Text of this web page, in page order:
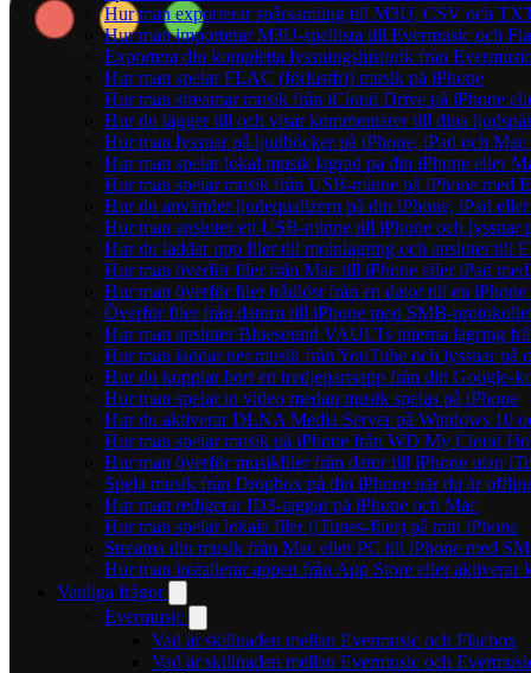
Hur man exporterar spårsamling till M3U, CSV och
Hur man importerar M3U-spellista till Evermusic och
Exportera din kompletta lyssningshistorik från
Hur man spelar FLAC (förlustfri) musik på iPhone
Hur man streamar musik från iCloud Drive på iPhone
Hur du lägger till och visar kommentarer till dina
Hur man lyssnar på ljudböcker på iPhone, iPad och
Hur man spelar lokal musik lagrad pa din iPhone eller
Hur man spelar musik från USB-minne på iPhone med
Hur du använder ljudequalizern på din iPhone, iPad
Hur man ansluter ett USB-minne till iPhone och lyssnar
Hur du laddar upp filer till molnlagring och ansluter till
Hur man överför filer från Mac till iPhone eller iPad
Hur man överför filer trådlöst från en dator till en
Överför filer från datorn till iPhone med SMB-
Hur man ansluter Bluesound VAULTs interna lagring
Hur man laddar ner musik från YouTube och lyssnar på
Hur du kopplar bort en tredjepartsapp från ditt Google-
Hur man spelar in video medan musik spelas på iPhone
Hur du aktiverar DLNA Media Server på Windows 10
Hur man spelar musik på iPhone från WD My Cloud
Hur man överför musikfiler från dator till iPhone utan
Spela musik från Dropbox på din iPhone när du är
Hur man redigerar ID3-taggar på iPhone och Mac
Hur man spelar lokala filer (iTunes-filer) på min iPhone
Streama din musik från Mac eller PC till iPhone med
Hur man installerar appen från App Store eller aktiverar
Vanliga frågor
Evermusic
Vad är skillnaden mellan Evermusic och Flacbox
Vad är skillnaden mellan Evermusic och